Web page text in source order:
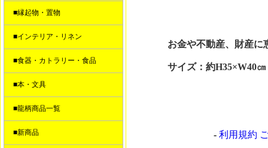
■縁起物・置物
■インテリア・リネン
■食器・カトラリー・食品
■本・文具
■龍柄商品一覧
■新商品
お金や不動産、財産に
サイズ：約H35×W40㎝
- 利用規約